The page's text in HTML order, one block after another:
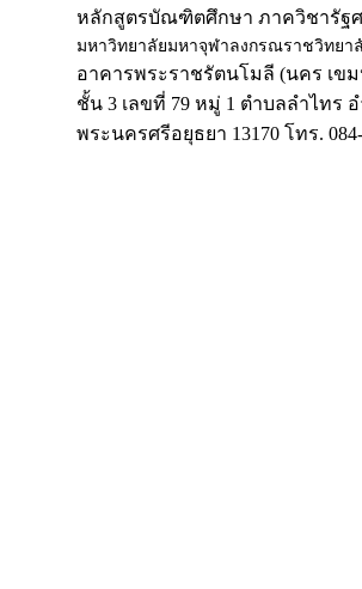
หลักสูตรบัณฑิตศึกษา ภาควิชารัฐ
มหาวิทยาลัยมหาจุฬาลงกรณราชวิทยา
อาคารพระราชรัตนโมลี (นคร เข
ชั้น 3 เลขที่ 79 หมู่ 1 ตำบลลำไทร
พระนครศรีอยุธยา 13170 โทร. 084-